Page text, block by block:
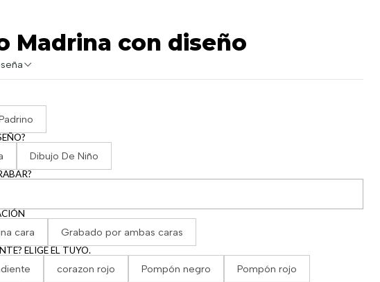
Madrina con diseño
Dibujo De Niño
cara Grabado por ambas caras
ELIGE EL TUYO.
corazon rojo Pompón negro Pompón rojo